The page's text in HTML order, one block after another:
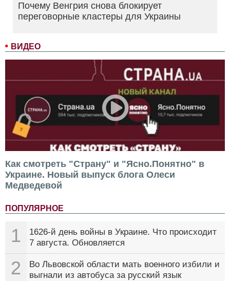
ВИДЕО
Как смотреть "Страну" и "Ясно.Понятно" в
Украине. Новый выпуск блога Олеси
Медведевой
ПОПУЛЯРНОЕ
1
1626-й день войны в Украине. Что происходит
7 августа. Обновляется
2
Во Львовской области мать военного избили и
выгнали из автобуса за русский язык
Почему Венгрия снова блокирует
переговорные кластеры для Украины